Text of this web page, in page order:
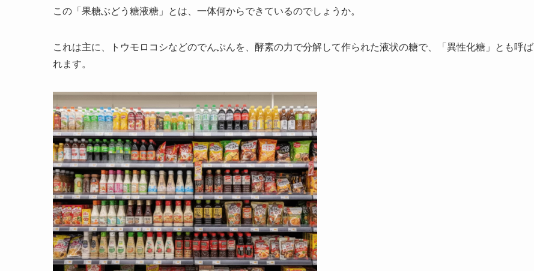
この「果糖ぶどう糖液糖」とは、一体何からできているのでしょうか。
これは主に、トウモロコシなどのでんぷんを、酵素の力で分解して作られた液状の糖で、「異性化糖」とも呼ば
れます。